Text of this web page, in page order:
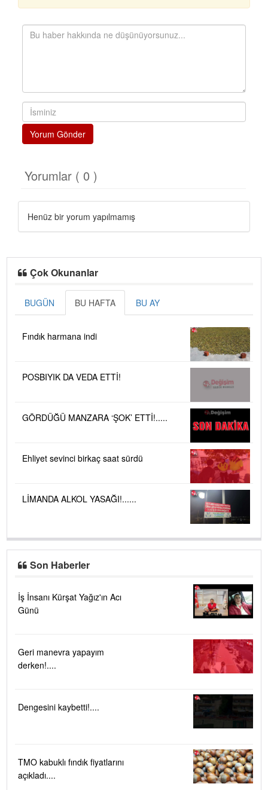
Yorum Gönder
Yorumlar ( 0 )
Henüz bir yorum yapılmamış
Çok Okunanlar
BUGÜN BU HAFTA BU AY
Fındık harmana indi
POSBIYIK DA VEDA ETTİ!
GÖRDÜĞÜ MANZARA ‘ŞOK’ ETTİ!.....
Ehliyet sevinci birkaç saat sürdü
LİMANDA ALKOL YASAĞI!......
Son Haberler
İş İnsanı Kürşat Yağız'ın Acı
Günü
Geri manevra yapayım
derken!....
Dengesini kaybetti!....
TMO kabuklı fındık fiyatlarını
açıkladı....